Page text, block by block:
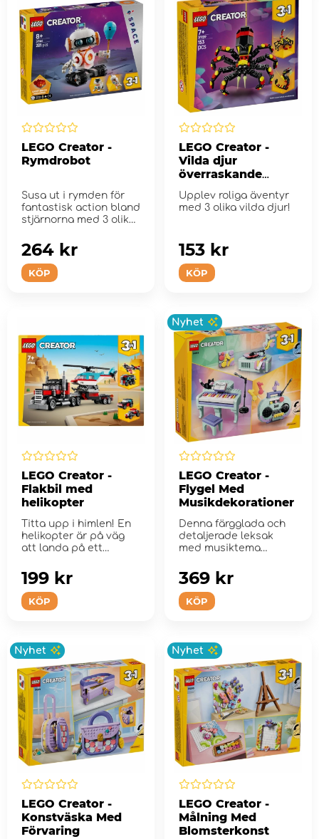
LEGO Creator -
Rymdrobot
Susa ut i rymden för
fantastisk action bland
stjärnorna med 3 olika
KÖP
264 kr
LEGO Creator -
Vilda djur
överraskande
Upplev roliga äventyr
med 3 olika vilda djur!
KÖP
153 kr
LEGO Creator -
Flakbil med
helikopter
Titta upp i himlen! En
helikopter är på väg
att landa på ett
KÖP
199 kr
Nyhet
LEGO Creator -
Flygel Med
Musikdekorationer
Denna färgglada och
detaljerade leksak
med musiktema
byggalternati...
KÖP
369 kr
Nyhet
LEGO Creator -
Konstväska Med
Förvaring
Nyhet
LEGO Creator -
Målning Med
Blomsterkonst